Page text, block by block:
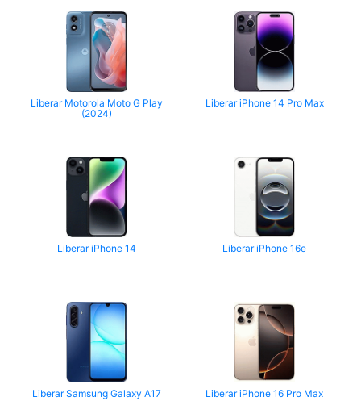
Liberar Motorola Moto G Play
(2024)
Liberar iPhone 14 Pro Max
Liberar iPhone 14 Liberar iPhone 16e
Liberar Samsung Galaxy A17 Liberar iPhone 16 Pro Max